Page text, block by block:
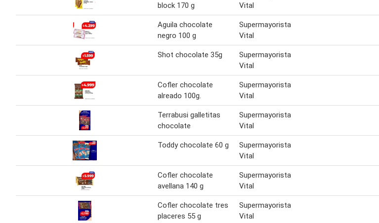
block 170 g
Vital
Aguila chocolate
negro 100 g
Supermayorista
Vital
Shot chocolate 35g
Supermayorista
Vital
Cofler chocolate
alreado 100g.
Supermayorista
Vital
Terrabusi galletitas
chocolate
Supermayorista
Vital
Toddy chocolate 60 g
Supermayorista
Vital
Cofler chocolate
avellana 140 g
Supermayorista
Vital
Cofler chocolate tres
placeres 55 g
Supermayorista
Vital